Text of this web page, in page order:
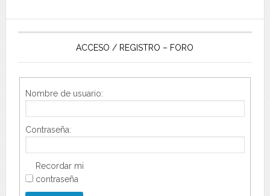
ACCESO / REGISTRO – FORO
Nombre de usuario:
Contraseña:
Recordar mi
contraseña